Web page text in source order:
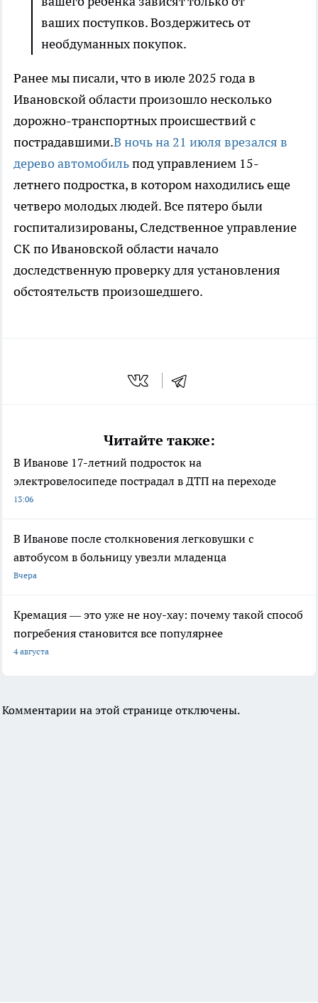
ваших поступков. Воздержитесь от
необдуманных покупок.
Ранее мы писали, что в июле 2025 года в
Ивановской области произошло несколько
дорожно-транспортных происшествий с
пострадавшими.В ночь на 21 июля врезался в
дерево автомобильпод управлением 15-
летнего подростка, в котором находились еще
четверо молодых людей. Все пятеро были
госпитализированы, Следственное управление
СК по Ивановской области начало
доследственную проверку для установления
обстоятельств произошедшего.
Читайте также:
В Иванове 17-летний подросток на
электровелосипеде пострадал в ДТП на переходе
13:06
В Иванове после столкновения легковушки с
автобусом в больницу увезли младенца
Вчера
Кремация — это уже не ноу-хау: почему такой способ
погребения становится все популярнее
4 августа
Комментарии на этой странице отключены.